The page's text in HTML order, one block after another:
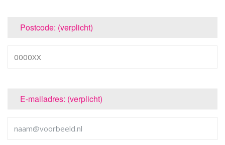
Postcode: (verplicht)
E-mailadres: (verplicht)